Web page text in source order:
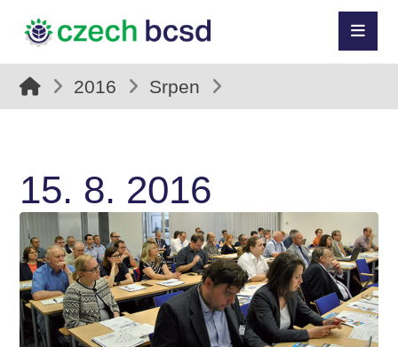
2016 Srpen
15. 8. 2016